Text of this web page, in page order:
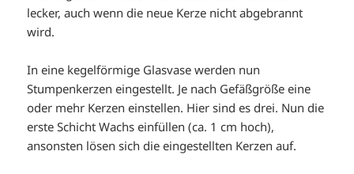
lecker, auch wenn die neue Kerze nicht abgebrannt
wird.
In eine kegelförmige Glasvase werden nun
Stumpenkerzen eingestellt. Je nach Gefäßgröße eine
oder mehr Kerzen einstellen. Hier sind es drei. Nun die
erste Schicht Wachs einfüllen (ca. 1 cm hoch),
ansonsten lösen sich die eingestellten Kerzen auf.